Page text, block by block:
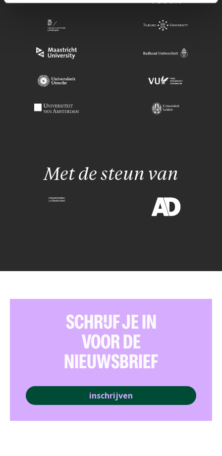
Met de steun van
SCHRIJF JE IN
VOOR DE
NIEUWSBRIEF
inschrijven